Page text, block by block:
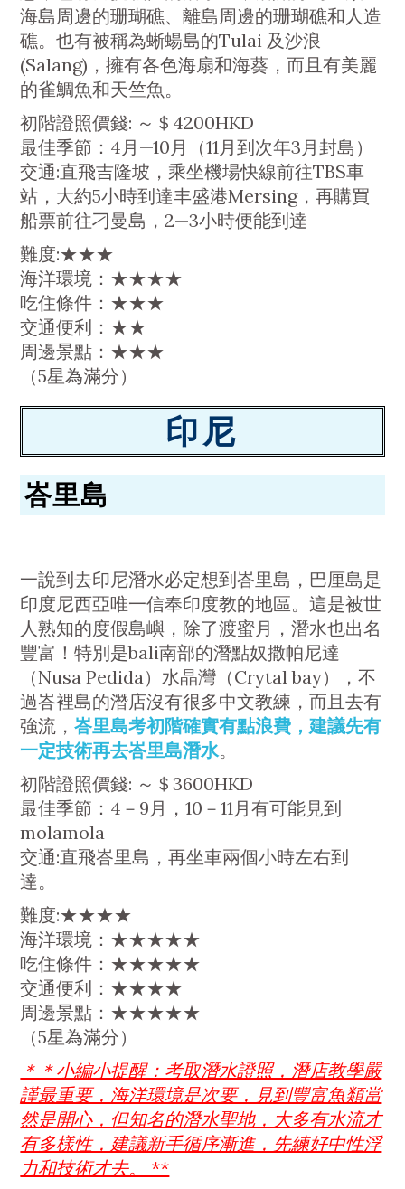
海島周邊的珊瑚礁、離島周邊的珊瑚礁和人造
礁。也有被稱為蜥蝪島的Tulai 及沙浪
(Salang)，擁有各色海扇和海葵，而且有美麗
的雀鯛魚和天竺魚。
初階證照價錢: ～＄4200HKD
最佳季節：4月—10月（11月到次年3月封島）
交通:直飛吉隆坡，乘坐機場快線前往TBS車
站，大約5小時到達丰盛港Mersing，再購買
船票前往刁曼島，2—3小時便能到達
難度:★★★
海洋環境：★★★★
吃住條件：★★★
交通便利：★★
周邊景點：★★★
（5星為滿分）
印尼
峇里島
一說到去印尼潛水必定想到峇里島，巴厘島是
印度尼西亞唯一信奉印度教的地區。這是被世
人熟知的度假島嶼，除了渡蜜月，潛水也出名
豐富！特別是bali南部的潛點奴撒帕尼達
（Nusa Pedida）水晶灣（Crytal bay），不
過峇裡島的潛店沒有很多中文教練，而且去有
強流，峇里島考初階確實有點浪費，建議先有
一定技術再去峇里島潛水。
初階證照價錢: ～＄3600HKD
最佳季節：4－9月，10－11月有可能見到
molamola
交通:直飛峇里島，再坐車兩個小時左右到
達。
難度:★★★★
海洋環境：★★★★★
吃住條件：★★★★★
交通便利：★★★★
周邊景點：★★★★★
（5星為滿分）
＊＊小編小提醒：考取潛水證照，潛店教學嚴
謹最重要，海洋環境是次要，見到豐富魚類當
然是開心，但知名的潛水聖地，大多有水流才
有多樣性，建議新手循序漸進，先練好中性浮
力和技術才去。 **